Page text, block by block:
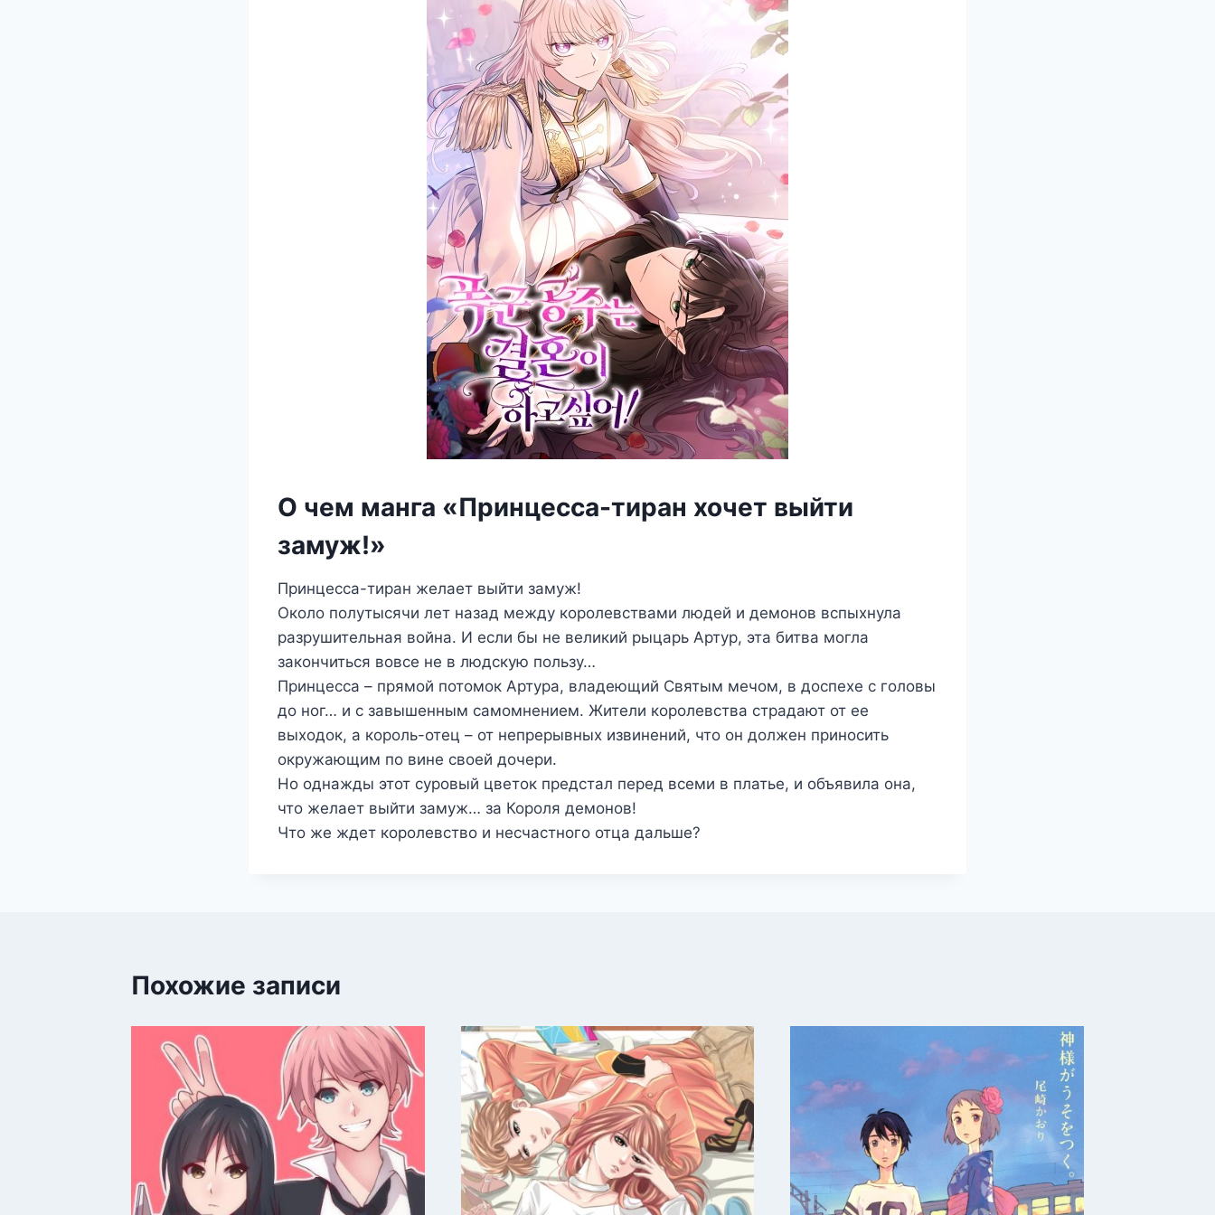
О чем манга «Принцесса-тиран хочет выйти
замуж!»
Принцесса-тиран желает выйти замуж!
Около полутысячи лет назад между королевствами людей и демонов вспыхнула
разрушительная война. И если бы не великий рыцарь Артур, эта битва могла
закончиться вовсе не в людскую пользу…
Принцесса – прямой потомок Артура, владеющий Святым мечом, в доспехе с головы
до ног… и с завышенным самомнением. Жители королевства страдают от ее
выходок, а король-отец – от непрерывных извинений, что он должен приносить
окружающим по вине своей дочери.
Но однажды этот суровый цветок предстал перед всеми в платье, и объявила она,
что желает выйти замуж… за Короля демонов!
Что же ждет королевство и несчастного отца дальше?
Похожие записи